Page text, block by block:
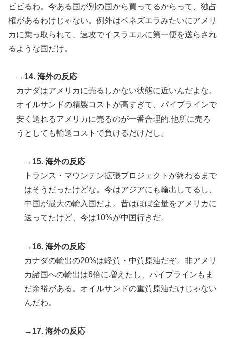
ビビるわ。今ある国が別の国から買ってるからって、独占
権があるわけじゃない。例外はベネズエラみたいにアメリ
カに乗っ取られて、速攻でイスラエルに第一便を送らされ
るような国だけ。
→14. 海外の反応
カナダはアメリカに売るしかない状態に近いんだよな。
オイルサンドの精製コストが高すぎて、パイプラインで
安く送れるアメリカに売るのが一番合理的.他所に売ろ
うとしても輸送コストで負けるだけだし。
→15. 海外の反応
トランス・マウンテン拡張プロジェクトが終わるまで
はそうだったけどな。今はアジアにも輸出してるし、
中国が最大の輸入国だよ。昔はほぼ全量をアメリカに
送ってたけど、今は10%が中国行きだ。
→16. 海外の反応
カナダの輸出の20%は軽質・中質原油だぞ。非アメリ
カ諸国への輸出は6倍に増えたし、パイプラインもま
だ余裕がある。オイルサンドの重質原油だけじゃない
んだわ。
→17. 海外の反応